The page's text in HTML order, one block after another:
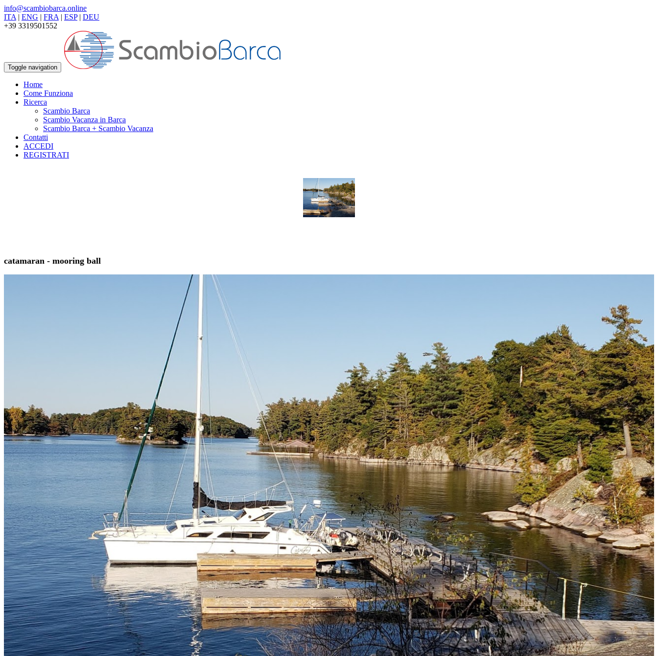
info@scambiobarca.online
ITA | ENG | FRA | ESP| DEU
+39 3319501552
Toggle navigation
Home
Come Funziona
Ricerca
Scambio Barca
Scambio Vacanza in Barca
Scambio Barca + Scambio Vacanza
Contatti
ACCEDI
REGISTRATI
catamaran - mooring ball